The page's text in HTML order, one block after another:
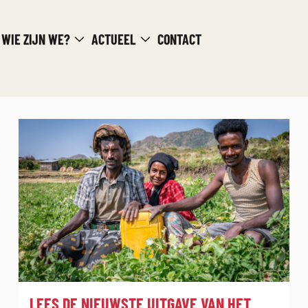
WIE ZIJN WE? ACTUEEL CONTACT
:LEES DE NIEUWSTE UITGAVE VAN HET